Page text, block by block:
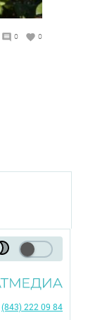
0 0
(843) 222 09 84